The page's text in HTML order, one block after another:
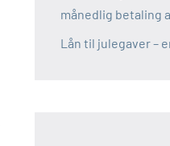
månedlig betaling
Lån til julegaver –